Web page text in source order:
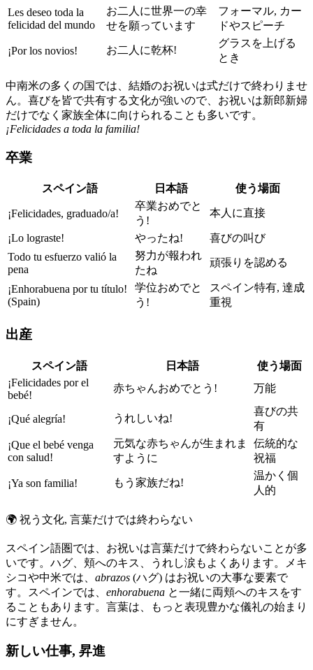
Les deseo toda la
felicidad del mundo
お二人に世界一の幸
せを願っています
フォーマル, カー
ドやスピーチ
¡Por los novios! お二人に乾杯!
グラスを上げる
とき
中南米の多くの国では、結婚のお祝いは式だけで終わりませ
ん。喜びを皆で共有する文化が強いので、お祝いは新郎新婦
だけでなく家族全体に向けられることも多いです。
¡Felicidades a toda la familia!
卒業
スペイン語 日本語 使う場面
¡Felicidades, graduado/a!
卒業おめでと
う!
本人に直接
¡Lo lograste! やったね!
喜びの叫び
Todo tu esfuerzo valió la
pena
努力が報われ
たね
頑張りを認める
¡Enhorabuena por tu título!
(Spain)
学位おめでと
う!
スペイン特有, 達成
重視
出産
スペイン語 日本語
使う場面
¡Felicidades por el
bebé!
赤ちゃんおめでとう! 万能
¡Qué alegría! うれしいね!
喜びの共
有
¡Que el bebé venga
con salud!
元気な赤ちゃんが生まれま
すように
伝統的な
祝福
¡Ya son familia! もう家族だね!
温かく個
人的
🌍 祝う文化, 言葉だけでは終わらない
スペイン語圏では、お祝いは言葉だけで終わらないことが多
いです。ハグ、頬へのキス、うれし涙もよくあります。メキ
シコや中米では、 abrazos (ハグ) はお祝いの大事な要素で
す。スペインでは、 enhorabuena と一緒に両頬へのキスをす
ることもあります。言葉は、もっと表現豊かな儀礼の始まり
にすぎません。
新しい仕事, 昇進